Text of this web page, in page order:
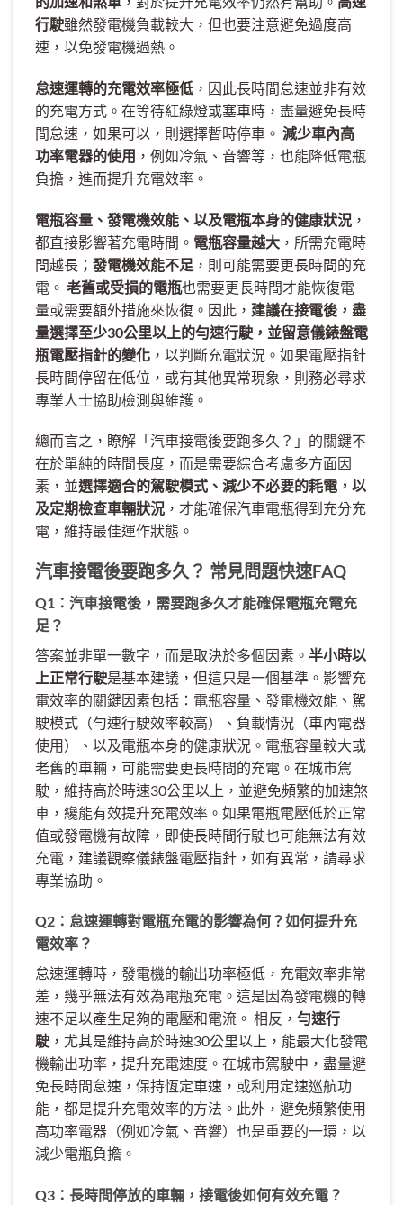
行駛雖然發電機負載較大，但也要注意避免過度高
速，以免發電機過熱。
怠速運轉的充電效率極低 ，因此長時間怠速並非有效
的充電方式。在等待紅綠燈或塞車時，盡量避免長時
間怠速，如果可以，則選擇暫時停車。 減少車內高
功率電器的使用 ，例如冷氣、音響等，也能降低電瓶
負擔，進而提升充電效率。
電瓶容量、發電機效能、以及電瓶本身的健康狀況 ，
都直接影響著充電時間。 電瓶容量越大 ，所需充電時
間越長； 發電機效能不足 ，則可能需要更長時間的充
電。 老舊或受損的電瓶也需要更長時間才能恢復電
量或需要額外措施來恢復。因此， 建議在接電後，盡
量選擇至少30公里以上的勻速行駛，並留意儀錶盤電
瓶電壓指針的變化 ，以判斷充電狀況。如果電壓指針
長時間停留在低位，或有其他異常現象，則務必尋求
專業人士協助檢測與維護。
總而言之，瞭解「汽車接電後要跑多久？」的關鍵不
在於單純的時間長度，而是需要綜合考慮多方面因
素，並選擇適合的駕駛模式、減少不必要的耗電，以
及定期檢查車輛狀況 ，才能確保汽車電瓶得到充分充
電，維持最佳運作狀態。
汽車接電後要跑多久？ 常見問題快速FAQ
Q1：汽車接電後，需要跑多久才能確保電瓶充電充
足？
答案並非單一數字，而是取決於多個因素。 半小時以
上正常行駛是基本建議，但這只是一個基準。影響充
電效率的關鍵因素包括：電瓶容量、發電機效能、駕
駛模式（勻速行駛效率較高）、負載情況（車內電器
使用）、以及電瓶本身的健康狀況。電瓶容量較大或
老舊的車輛，可能需要更長時間的充電。在城市駕
駛，維持高於時速30公里以上，並避免頻繁的加速煞
車，纔能有效提升充電效率。如果電瓶電壓低於正常
值或發電機有故障，即使長時間行駛也可能無法有效
充電，建議觀察儀錶盤電壓指針，如有異常，請尋求
專業協助。
Q2：怠速運轉對電瓶充電的影響為何？如何提升充
電效率？
怠速運轉時，發電機的輸出功率極低，充電效率非常
差，幾乎無法有效為電瓶充電。這是因為發電機的轉
速不足以產生足夠的電壓和電流。 相反， 勻速行
駛 ，尤其是維持高於時速30公里以上，能最大化發電
機輸出功率，提升充電速度。在城市駕駛中，盡量避
免長時間怠速，保持恆定車速，或利用定速巡航功
能，都是提升充電效率的方法。此外，避免頻繁使用
高功率電器（例如冷氣、音響）也是重要的一環，以
減少電瓶負擔。
Q3：長時間停放的車輛，接電後如何有效充電？